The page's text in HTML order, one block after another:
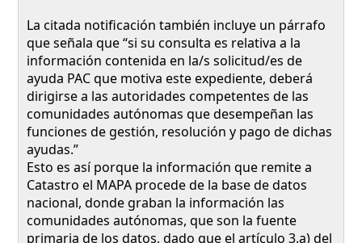
La citada notificación también incluye un párrafo
que señala que “si su consulta es relativa a la
información contenida en la/s solicitud/es de
ayuda PAC que motiva este expediente, deberá
dirigirse a las autoridades competentes de las
comunidades autónomas que desempeñan las
funciones de gestión, resolución y pago de dichas
ayudas.”
Esto es así porque la información que remite a
Catastro el MAPA procede de la base de datos
nacional, donde graban la información las
comunidades autónomas, que son la fuente
primaria de los datos, dado que el artículo 3.a) del